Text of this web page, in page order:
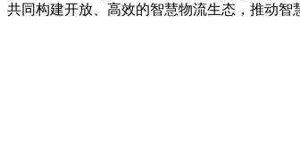
共同构建开放、高效的智慧物流生态，推动智